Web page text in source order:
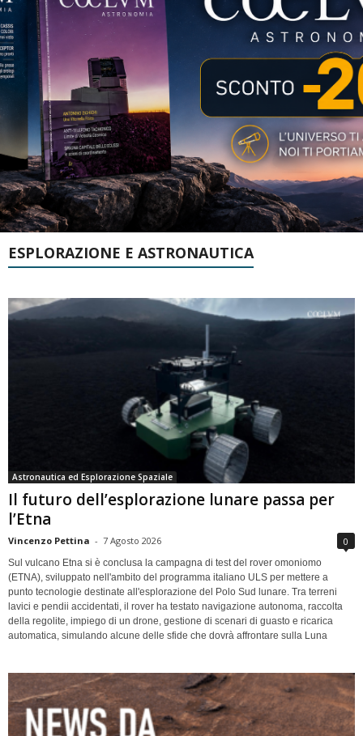
ESPLORAZIONE E ASTRONAUTICA
Astronautica ed Esplorazione Spaziale
Il futuro dell’esplorazione lunare passa per
l’Etna
Vincenzo Pettina - 7 Agosto 2026 0
Sul vulcano Etna si è conclusa la campagna di test del rover omoniomo
(ETNA), sviluppato nell'ambito del programma italiano ULS per mettere a
punto tecnologie destinate all'esplorazione del Polo Sud lunare. Tra terreni
lavici e pendii accidentati, il rover ha testato navigazione autonoma, raccolta
della regolite, impiego di un drone, gestione di scenari di guasto e ricarica
automatica, simulando alcune delle sfide che dovrà affrontare sulla Luna